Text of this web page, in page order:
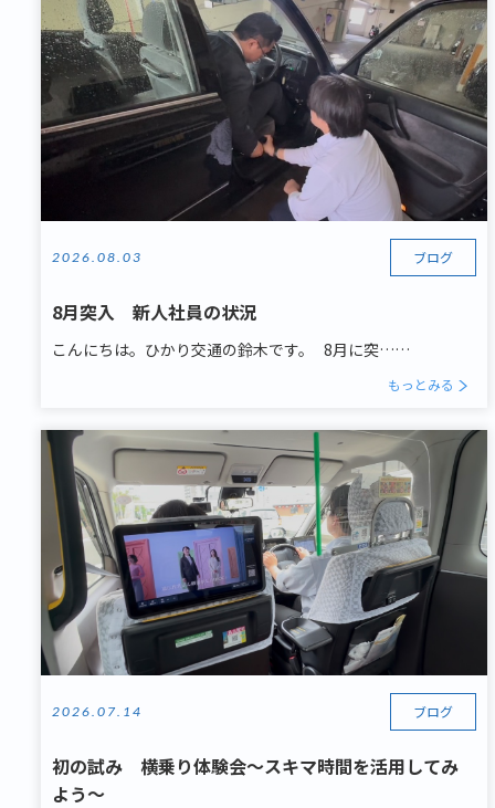
2026.08.03 ブログ
8月突入 新人社員の状況
こんにちは。ひかり交通の鈴木です。 8月に突……
もっとみる
2026.07.14 ブログ
初の試み 横乗り体験会～スキマ時間を活用してみ
よう～